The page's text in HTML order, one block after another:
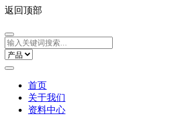
返回顶部
首页
关于我们
资料中心